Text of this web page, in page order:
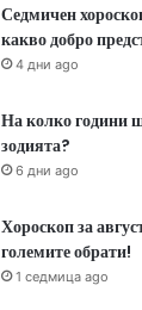
Седмичен
какво добро
4 дни ago
На колко години
зодията?
6 дни ago
Хороскоп за
големите обрати!
1 седмица ago